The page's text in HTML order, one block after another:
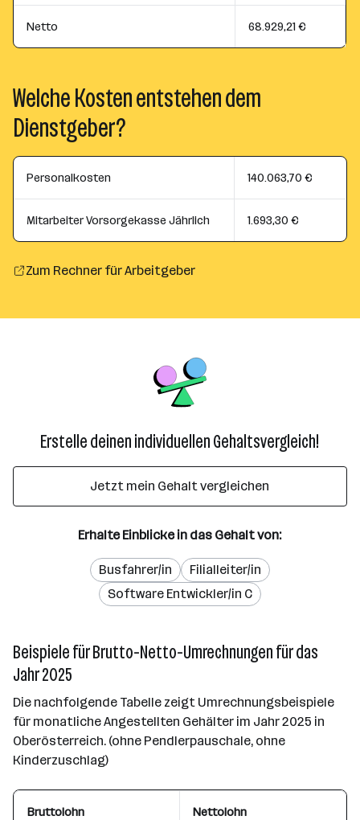
Netto 68.929,21 €
Welche Kosten entstehen dem
Dienstgeber?
Personalkosten 140.063,70 €
Mitarbeiter Vorsorgekasse Jährlich 1.693,30 €
Zum Rechner für Arbeitgeber
Erstelle deinen individuellen Gehaltsvergleich!
Jetzt mein Gehalt vergleichen
Erhalte Einblicke in das Gehalt von:
Busfahrer/in
Filialleiter/in
Software Entwickler/in C
Beispiele für Brutto-Netto-Umrechnungen für das
Jahr 2025
Die nachfolgende Tabelle zeigt Umrechnungsbeispiele
für monatliche Angestellten Gehälter im Jahr 2025 in
Oberösterreich. (ohne Pendlerpauschale, ohne
Kinderzuschlag)
Bruttolohn Nettolohn